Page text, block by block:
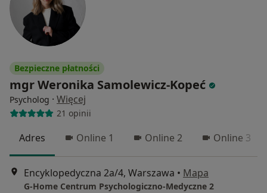
Bezpieczne płatności
mgr Weronika Samolewicz-Kopeć
Psycholog · Więcej
21 opinii
Adres Online 1 Online 2 Online 3
Encyklopedyczna 2a/4, Warszawa • Mapa
G-Home Centrum Psychologiczno-Medyczne 2